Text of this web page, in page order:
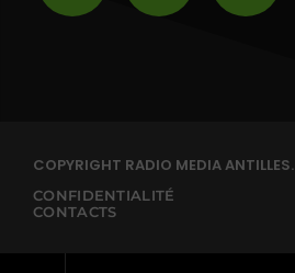
COPYRIGHT RADIO MEDIA ANTILLES.
CONFIDENTIALITÉ
CONTACTS